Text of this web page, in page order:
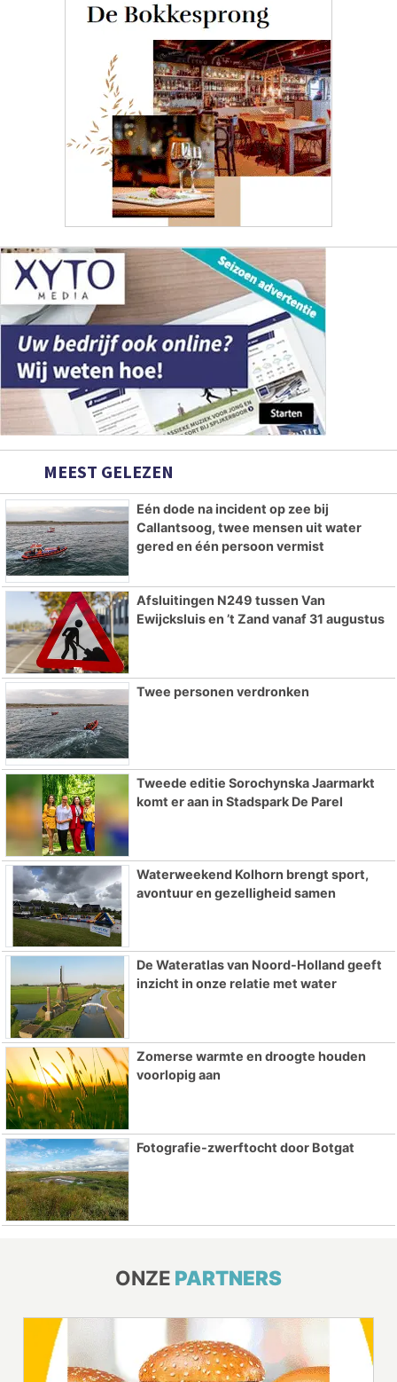
MEEST GELEZEN
Eén dode na incident op zee bij
Callantsoog, twee mensen uit water
gered en één persoon vermist
Afsluitingen N249 tussen Van
Ewijcksluis en ’t Zand vanaf 31 augustus
Twee personen verdronken
Tweede editie Sorochynska Jaarmarkt
komt er aan in Stadspark De Parel
Waterweekend Kolhorn brengt sport,
avontuur en gezelligheid samen
De Wateratlas van Noord-Holland geeft
inzicht in onze relatie met water
Zomerse warmte en droogte houden
voorlopig aan
Fotografie-zwerftocht door Botgat
ONZE PARTNERS